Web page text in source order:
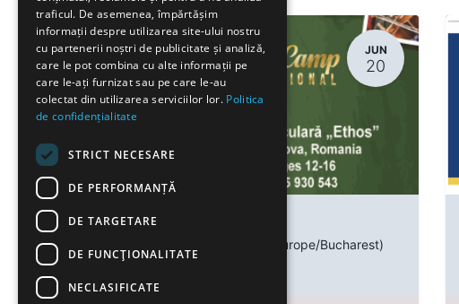
JUN
20
Music Camp Craiova
Europe/Bucharest)
Craiova, Romania
traficul. De asemenea, împărtășim
informații despre utilizarea site-ului nostru
cu partenerii noștri de publicitate și analiză,
care le pot combina cu alte informații pe
care le-ați furnizat sau pe care le-au
colectat din utilizarea serviciilor lor. Politica
de confidențialitate
STRICT NECESARE
DE PERFORMANȚĂ
DE TARGETARE
DE FUNCŢIONALITATE
NECLASIFICATE